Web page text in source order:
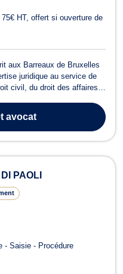
HT, offert si ouverture de
aux Barreaux de Bruxelles
juridique au service de
civil, du droit des affaires
efficacement une
avocat
PAOLI
- Saisie - Procédure